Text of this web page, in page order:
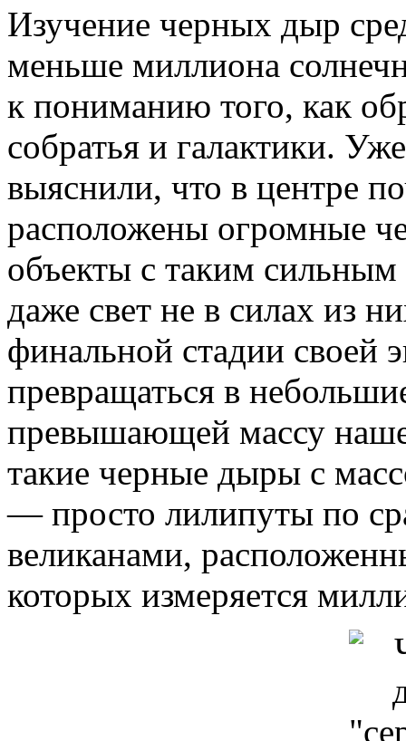
Изучение черных дыр
меньше миллиона
к пониманию того, как
собратья и галактики.
выяснили, что в центре
расположены огромные
объекты с таким
даже свет не в силах из
финальной стадии своей
превращаться в
превышающей массу
такие черные дыры с
— просто лилипуты по
великанами,
которых измеряется